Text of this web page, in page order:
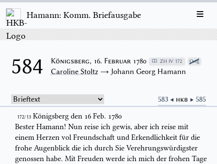
Hamann: Komm. Briefausgabe
584 Königsberg, 16. Februar 1780 ZH IV 172 Orig
Caroline Stoltz → Johann Georg Hamann
583 ◀ HKB ▶ 585
172/13 Königsberg den 16 Feb. 1780
Bester Hamann! Nun reise ich gewis, aber ich reise mit
einem Herzen vol Freundschaft und Erkendlichkeit für die
frohe Augenblick die ich durch Sie Verehrungswürdigster
genossen habe. Mit Freuden werde ich mich der frohen Tage